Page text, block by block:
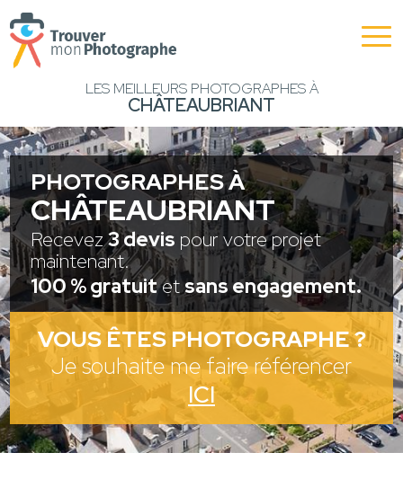
LES MEILLEURS PHOTOGRAPHES À
CHÂTEAUBRIANT
PHOTOGRAPHES À
CHÂTEAUBRIANT
Recevez3 devis pour votre projet
maintenant.
100 % gratuitetsans engagement.
VOUS ÊTES PHOTOGRAPHE ?
Je souhaite me faire référencer
ICI